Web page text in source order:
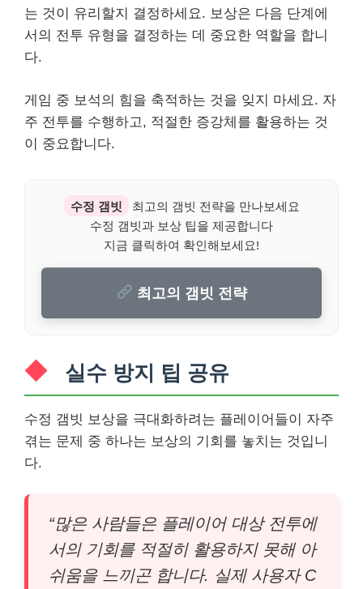
는 것이 유리할지 결정하세요. 보상은 다음 단계에
서의 전투 유형을 결정하는 데 중요한 역할을 합니
다.
게임 중 보석의 힘을 축적하는 것을 잊지 마세요. 자
주 전투를 수행하고, 적절한 증강체를 활용하는 것
이 중요합니다.
수정 갬빗
최고의 갬빗 전략을 만나보세요
수정 갬빗과 보상 팁을 제공합니다
지금 클릭하여 확인해보세요!
최고의 갬빗 전략
실수 방지 팁 공유
수정 갬빗 보상을 극대화하려는 플레이어들이 자주
겪는 문제 중 하나는 보상의 기회를 놓치는 것입니
다.
“많은 사람들은 플레이어 대상 전투에
서의 기회를 적절히 활용하지 못해 아
쉬움을 느끼곤 합니다. 실제 사용자 C